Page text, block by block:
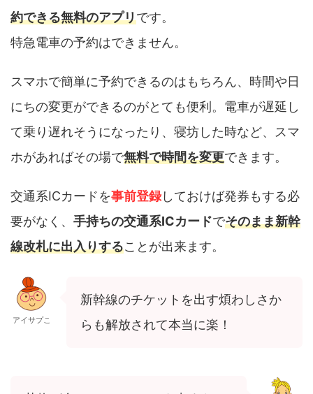
約できる無料のアプリです。
特急電車の予約はできません。
スマホで簡単に予約できるのはもちろん、時間や日
にちの変更ができるのがとても便利。電車が遅延し
て乗り遅れそうになったり、寝坊した時など、スマ
ホがあればその場で無料で時間を変更できます。
交通系ICカードを事前登録しておけば発券もする必
要がなく、 手持ちの交通系ICカードでそのまま新幹
線改札に出入りすることが出来ます。
アイサプこ
新幹線のチケットを出す煩わしさか
らも解放されて本当に楽！